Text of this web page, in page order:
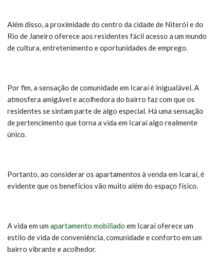
Além disso, a proximidade do centro da cidade de Niterói e do
Rio de Janeiro oferece aos residentes fácil acesso a um mundo
de cultura, entretenimento e oportunidades de emprego.
Por fim, a sensação de comunidade em Icaraí é inigualável. A
atmosfera amigável e acolhedora do bairro faz com que os
residentes se sintam parte de algo especial. Há uma sensação
de pertencimento que torna a vida em Icaraí algo realmente
único.
Portanto, ao considerar os apartamentos à venda em Icaraí, é
evidente que os benefícios vão muito além do espaço físico.
A vida em um apartamento mobiliado em Icaraí oferece um
estilo de vida de conveniência, comunidade e conforto em um
bairro vibrante e acolhedor.